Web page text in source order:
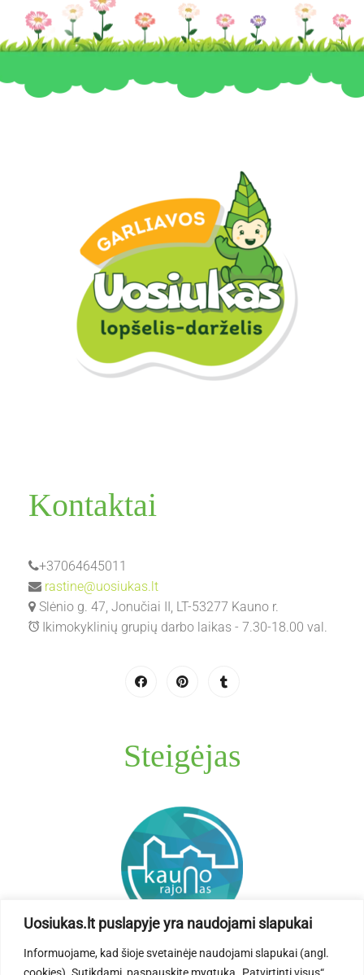
Uosiukas.lt puslapyje yra naudojami slapukai
Informuojame, kad šioje svetainėje naudojami slapukai (angl.
cookies). Sutikdami, paspauskite mygtuką „Patvirtinti visus“
Kontaktai
+37064645011
rastine@uosiukas.lt
Slėnio g. 47, Jonučiai II, LT-53277 Kauno r.
Ikimokyklinių grupių darbo laikas - 7.30-18.00 val.
Steigėjas